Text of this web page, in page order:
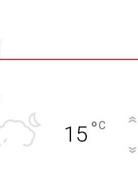
15 °C